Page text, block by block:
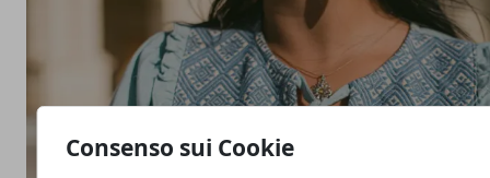
Consenso sui Cookie